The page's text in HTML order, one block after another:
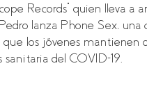
Records” quien lleva a
lanza Phone Sex,
que los jóvenes
sanitaria del COVID-19.